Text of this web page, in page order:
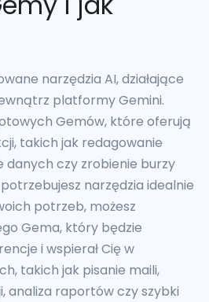
narzędzia AI, działające
platformy Gemini.
Gemów, które oferują
takich jak redagowanie
danych czy zrobienie burzy
narzędzia idealnie
potrzeb, możesz
Gema, który będzie
i wspierał Cię w
takich jak pisanie maili,
analiza raportów czy szybki